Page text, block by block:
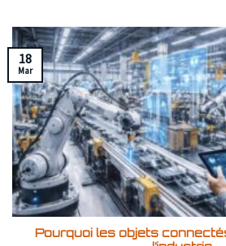
Pourquoi les objets
18
Mar